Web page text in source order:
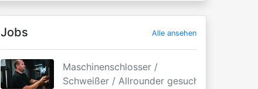
Jobs Alle ansehen
Maschinenschlosser /
Schweißer / Allrounder gesucht